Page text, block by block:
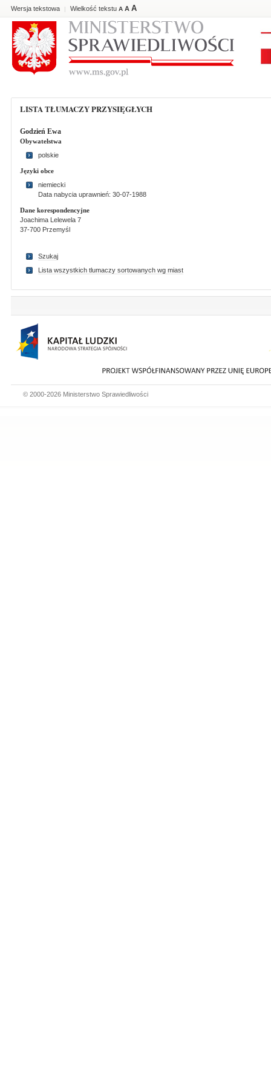
Wersja tekstowa | Wielkość tekstu A A A
LISTA TŁUMACZY PRZYSIĘGŁYCH
Godzień Ewa
Obywatelstwa
polskie
Języki obce
niemiecki
Data nabycia uprawnień: 30-07-1988
Dane korespondencyjne
Joachima Lelewela 7
37-700 Przemyśl
Szukaj
Lista wszystkich tlumaczy sortowanych wg miast
© 2000-2026 Ministerstwo Sprawiedliwości